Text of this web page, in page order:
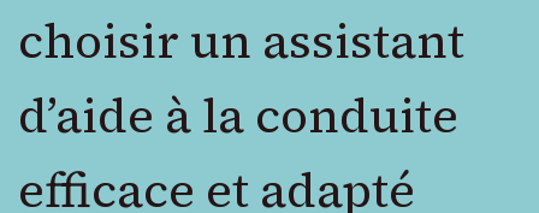
choisir un assistant
d’aide à la conduite
efficace et adapté